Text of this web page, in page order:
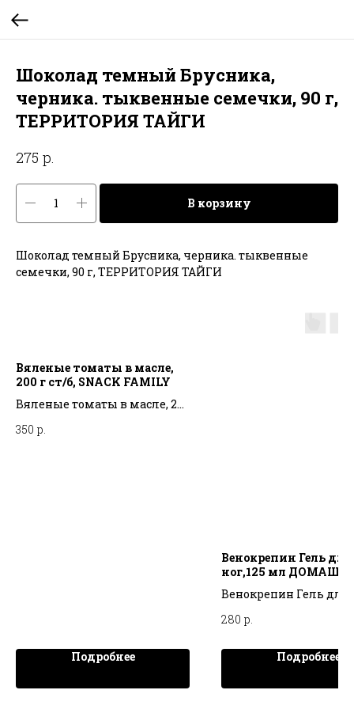
Шоколад темный Брусника,
черника. тыквенные семечки, 90 г,
ТЕРРИТОРИЯ ТАЙГИ
275 р.
В корзину
Шоколад темный Брусника, черника. тыквенные
семечки, 90 г, ТЕРРИТОРИЯ ТАЙГИ
Вяленые томаты в масле,
200 г ст/б, SNACK FAMILY
Вяленые томаты в масле, 200
350 р.
Подробнее
Венокрепин Гель для
ног,125 мл
Венокрепин Гель для
280 р.
Подробнее